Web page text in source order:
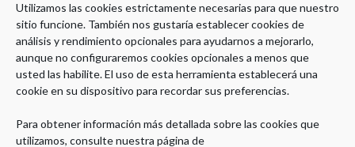
Utilizamos las cookies estrictamente necesarias para que nuestro
sitio funcione. También nos gustaría establecer cookies de
análisis y rendimiento opcionales para ayudarnos a mejorarlo,
aunque no configuraremos cookies opcionales a menos que
usted las habilite. El uso de esta herramienta establecerá una
cookie en su dispositivo para recordar sus preferencias.
Para obtener información más detallada sobre las cookies que
utilizamos, consulte nuestra página de
Leer más »
1 2 … 11 Siguiente